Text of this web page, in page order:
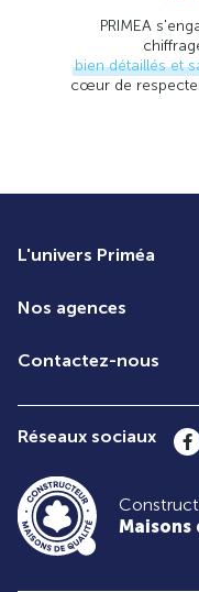
PRIMEA
bien détaillés et
cœur de
L'univers Priméa
Nos agences
Contactez-nous
Réseaux sociaux